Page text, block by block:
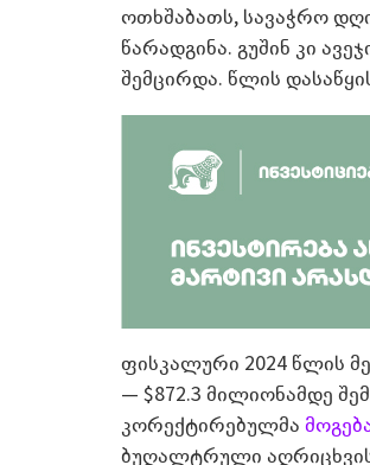
ოთხშაბათს, სავაჭრო
წარადგინა. გუშინ კი
შემცირდა. წლის
ფისკალური 2024 წლის
—­ $872.3 მილიონამდე
კორექტირებულმა
ბუღალტრული აღრიცხვის